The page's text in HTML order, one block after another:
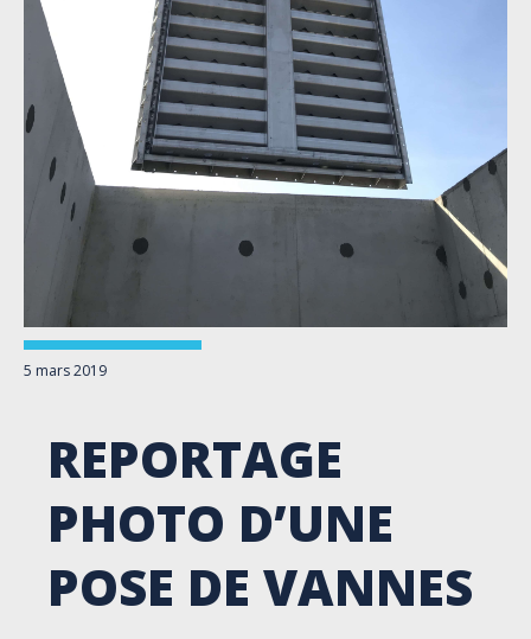
5 mars 2019
REPORTAGE
PHOTO D’UNE
POSE DE VANNES